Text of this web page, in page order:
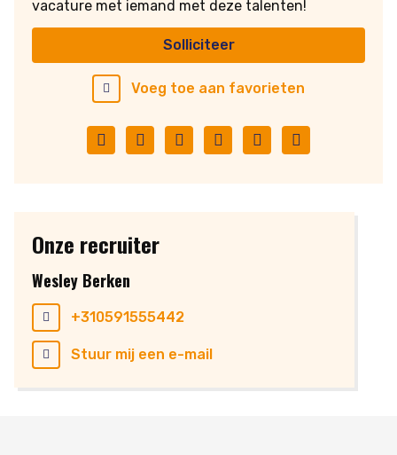
vacature met iemand met deze talenten!
FacebookTwitterLinkedInPinterestWhatsApp
Solliciteer
Voeg toe aan favorieten
Onze recruiter
Wesley Berken
+310591555442
Stuur mij een e-mail